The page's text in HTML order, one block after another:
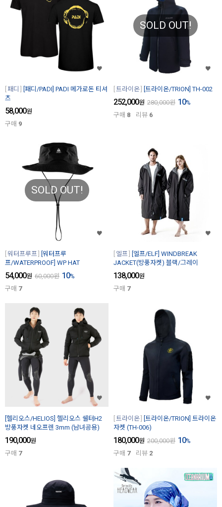
패디
[패디/PADI] PADI 메가로돈 티셔
츠
58,000원
구매 9
SOLD OUT!
트라이온 [트라이온/TRION] TH-002
252,000원 280,000원 10%
구매 8 리뷰 6
SOLD OUT!
워터프루프
[워터프루
프/WATERPROOF] WP HAT
54,000원 60,000원 10%
구매 7
엘프
[엘프/ELF] WINDBREAK
JACKET(방풍자켓) 블랙/그레이
138,000원
구매 7
[헬리오스/HELIOS] 헬리오스 쉘터H2
방풍자켓 네오프렌 3mm (남녀공용)
190,000원
구매 7
트라이온
[트라이온/TRION] 트라이온
자켓 (TH-006)
180,000원 200,000원 10%
구매 7 리뷰 2